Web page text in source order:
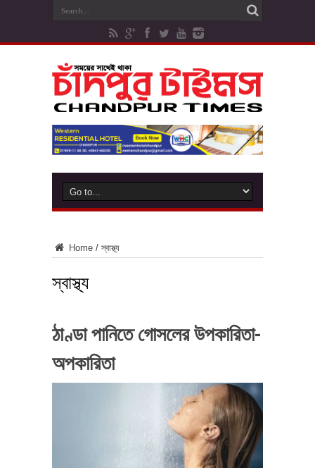
Home / স্বাস্থ্য
স্বাস্থ্য
ঠাণ্ডা পানিতে গোসলের উপকারিতা-
অপকারিতা